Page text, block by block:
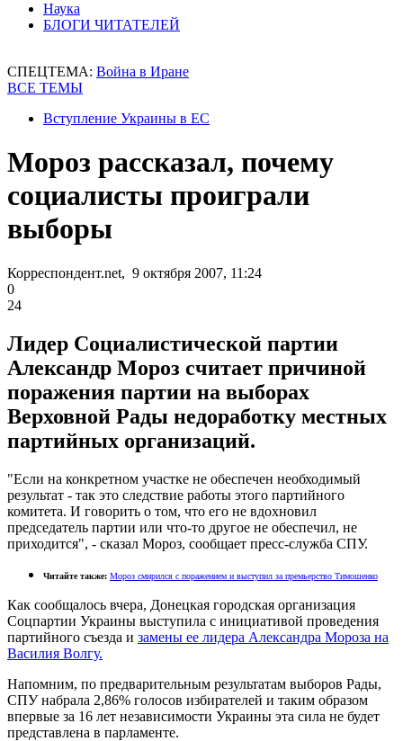
Наука
БЛОГИ ЧИТАТЕЛЕЙ
СПЕЦТЕМА: Война в Иране
ВСЕ ТЕМЫ
Вступление Украины в ЕС
Мороз рассказал, почему
социалисты проиграли
выборы
Корреспондент.net, 9 октября 2007, 11:24
0
24
Лидер Социалистической партии
Александр Мороз считает причиной
поражения партии на выборах
Верховной Рады недоработку местных
партийных организаций.
"Если на конкретном участке не обеспечен необходимый
результат - так это следствие работы этого партийного
комитета. И говорить о том, что его не вдохновил
председатель партии или что-то другое не обеспечил, не
приходится", - сказал Мороз, сообщает пресс-служба СПУ.
Читайте также: Мороз смирился с поражением и выступил за премьерство Тимошенко
Как сообщалось вчера, Донецкая городская организация
Соцпартии Украины выступила с инициативой проведения
партийного съезда и замены ее лидера Алeксандра Мoроза на
Василия Вoлгу.
Напомним, по предварительным результатам выборов Рады,
СПУ набрала 2,86% голосов избирателей и таким образом
впервые за 16 лет независимости Украины эта сила не будет
представлена в парламенте.